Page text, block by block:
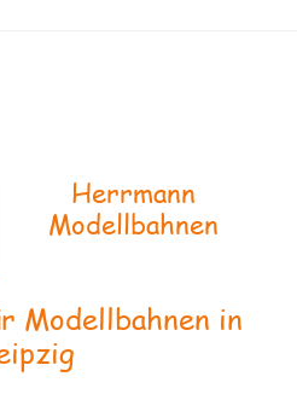
Herrmann
Modellbahnen
Modellbahnen in